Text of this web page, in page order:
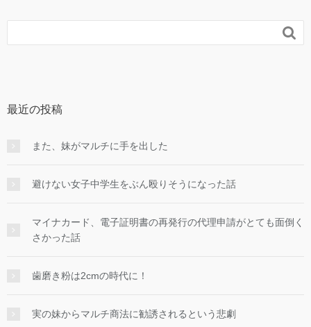

最近の投稿
また、妹がマルチに手を出した
避けない女子中学生をぶん殴りそうになった話
マイナカード、電子証明書の再発行の代理申請がとても面倒く
さかった話
歯磨き粉は2cmの時代に！
実の妹からマルチ商法に勧誘されるという悲劇